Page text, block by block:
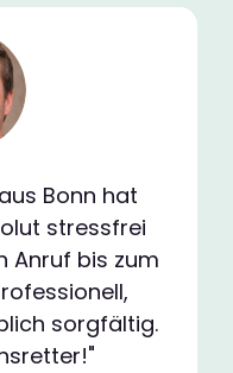
Bonn hat
stressfrei
Anruf bis zum
sorgfältig.